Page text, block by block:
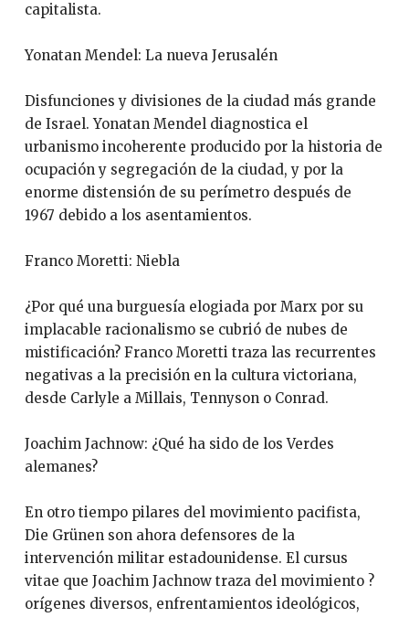
capitalista.
Yonatan Mendel: La nueva Jerusalén
Disfunciones y divisiones de la ciudad más grande
de Israel. Yonatan Mendel diagnostica el
urbanismo incoherente producido por la historia de
ocupación y segregación de la ciudad, y por la
enorme distensión de su perímetro después de
1967 debido a los asentamientos.
Franco Moretti: Niebla
¿Por qué una burguesía elogiada por Marx por su
implacable racionalismo se cubrió de nubes de
mistificación? Franco Moretti traza las recurrentes
negativas a la precisión en la cultura victoriana,
desde Carlyle a Millais, Tennyson o Conrad.
Joachim Jachnow: ¿Qué ha sido de los Verdes
alemanes?
En otro tiempo pilares del movimiento pacifista,
Die Grünen son ahora defensores de la
intervención militar estadounidense. El cursus
vitae que Joachim Jachnow traza del movimiento ?
orígenes diversos, enfrentamientos ideológicos,